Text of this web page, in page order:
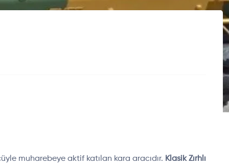
muharebeye aktif katılan kara aracıdır. Klasik Zırhlı